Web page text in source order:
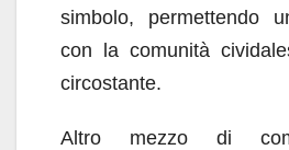
simbolo, permettendo
con la comunità
circostante.
Altro mezzo di